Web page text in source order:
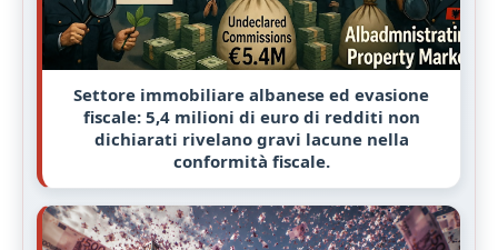
Settore immobiliare albanese ed evasione
fiscale: 5,4 milioni di euro di redditi non
dichiarati rivelano gravi lacune nella
conformità fiscale.